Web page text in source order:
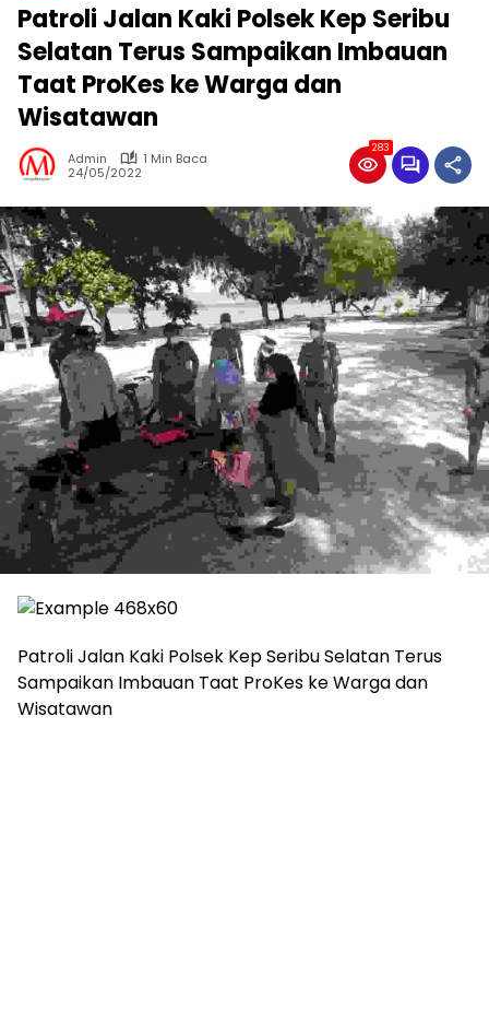
Patroli Jalan Kaki Polsek Kep Seribu
Selatan Terus Sampaikan Imbauan
Taat ProKes ke Warga dan
Wisatawan
Admin
1 Min Baca
24/05/2022
283
Patroli Jalan Kaki Polsek Kep Seribu Selatan Terus
Sampaikan Imbauan Taat ProKes ke Warga dan
Wisatawan